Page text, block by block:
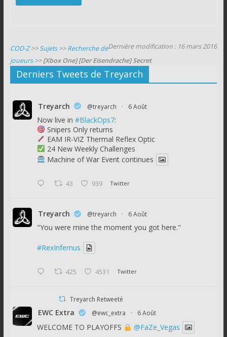
Dernière modification : 16 mars 2016
COD-Z>>Sujets>>Recherche de
joueurs>>[Xbox One] [Der Eisendrache] Secret
Derniers Tweets de Treyarch
Treyarch @treyarch · 6 Août
Now live in #BlackOps7:
Snipers Only returns
EAM IR-VIZ Thermal Reflex Optic
24 New Weekly Challenges
Machine of War Event continues
43 939 Twitter
Treyarch @treyarch · 6 Août
"You were mine the moment you got here."
#RexInfernus
425 4531 Twitter
Treyarch Retweeté
EWC Extra @ewc_extra · 6 Août
WELCOME TO PLAYOFFS @FaZe_Vegas